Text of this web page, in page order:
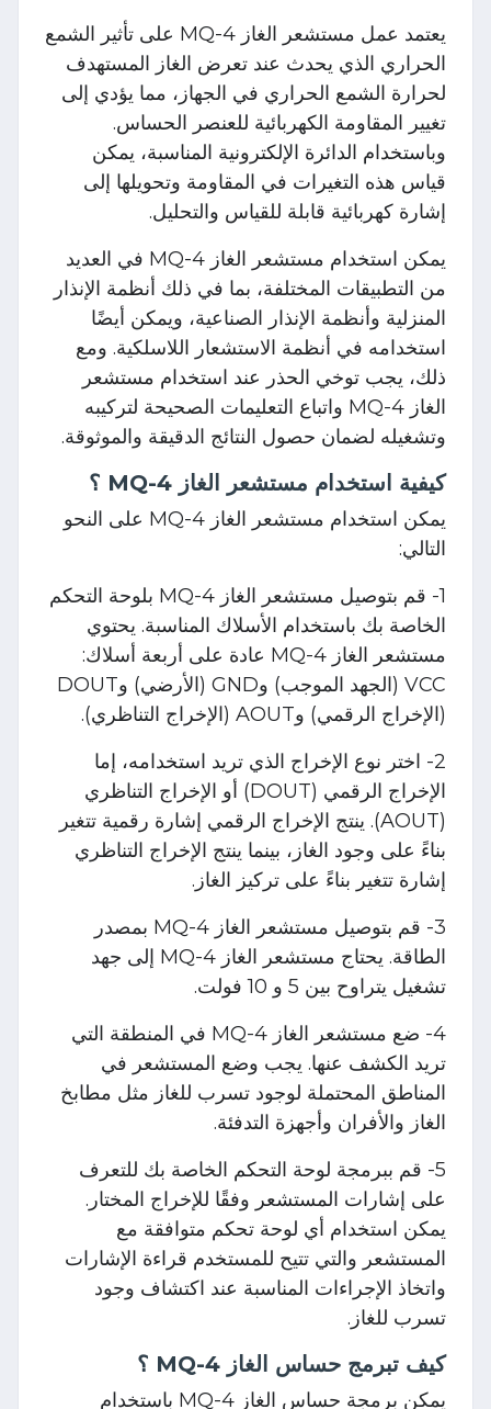
يعتمد عمل مستشعر الغاز MQ-4 على تأثير الشمع
الحراري الذي يحدث عند تعرض الغاز المستهدف
لحرارة الشمع الحراري في الجهاز، مما يؤدي إلى
تغيير المقاومة الكهربائية للعنصر الحساس.
وباستخدام الدائرة الإلكترونية المناسبة، يمكن
قياس هذه التغيرات في المقاومة وتحويلها إلى
إشارة كهربائية قابلة للقياس والتحليل.
يمكن استخدام مستشعر الغاز MQ-4 في العديد
من التطبيقات المختلفة، بما في ذلك أنظمة الإنذار
المنزلية وأنظمة الإنذار الصناعية، ويمكن أيضًا
استخدامه في أنظمة الاستشعار اللاسلكية. ومع
ذلك، يجب توخي الحذر عند استخدام مستشعر
الغاز MQ-4 واتباع التعليمات الصحيحة لتركيبه
وتشغيله لضمان حصول النتائج الدقيقة والموثوقة.
كيفية استخدام مستشعر الغاز MQ-4 ؟
يمكن استخدام مستشعر الغاز MQ-4 على النحو
التالي:
1- قم بتوصيل مستشعر الغاز MQ-4 بلوحة التحكم
الخاصة بك باستخدام الأسلاك المناسبة. يحتوي
مستشعر الغاز MQ-4 عادة على أربعة أسلاك:
VCC (الجهد الموجب) وGND (الأرضي) وDOUT
(الإخراج الرقمي) وAOUT (الإخراج التناظري).
2- اختر نوع الإخراج الذي تريد استخدامه، إما
الإخراج الرقمي (DOUT) أو الإخراج التناظري
(AOUT). ينتج الإخراج الرقمي إشارة رقمية تتغير
بناءً على وجود الغاز، بينما ينتج الإخراج التناظري
إشارة تتغير بناءً على تركيز الغاز.
3- قم بتوصيل مستشعر الغاز MQ-4 بمصدر
الطاقة. يحتاج مستشعر الغاز MQ-4 إلى جهد
تشغيل يتراوح بين 5 و 10 فولت.
4- ضع مستشعر الغاز MQ-4 في المنطقة التي
تريد الكشف عنها. يجب وضع المستشعر في
المناطق المحتملة لوجود تسرب للغاز مثل مطابخ
الغاز والأفران وأجهزة التدفئة.
5- قم ببرمجة لوحة التحكم الخاصة بك للتعرف
على إشارات المستشعر وفقًا للإخراج المختار.
يمكن استخدام أي لوحة تحكم متوافقة مع
المستشعر والتي تتيح للمستخدم قراءة الإشارات
واتخاذ الإجراءات المناسبة عند اكتشاف وجود
تسرب للغاز.
كيف تبرمج حساس الغاز MQ-4 ؟
يمكن برمجة حساس الغاز MQ-4 باستخدام